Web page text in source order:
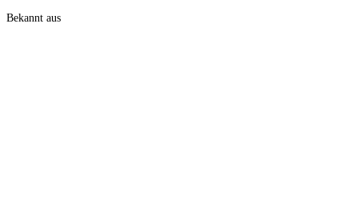
Bekannt aus